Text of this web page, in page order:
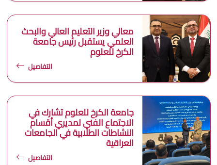
معالي وزير التعليم العالي والبحث
العلمي يستقبل رئيس جامعة
الكرخ للعلوم
التفاصيل
جامعة الكرخ للعلوم تشارك في
الاجتماع الفني لمديري أقسام
النشاطات الطلابية في الجامعات
العراقية
التفاصيل